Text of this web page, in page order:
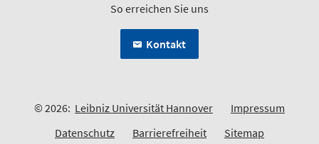
So erreichen Sie uns
Kontakt
© 2026: Leibniz Universität Hannover
Impressum
Datenschutz
Barrierefreiheit Sitemap